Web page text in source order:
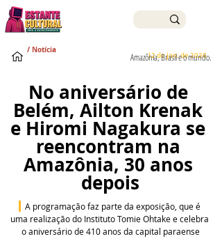
12 de jan. de 2026
Amazônia, Brasil e o mundo.
/ Notícia
No aniversário de
Belém, Ailton Krenak
e Hiromi Nagakura se
reencontram na
Amazônia, 30 anos
depois
A programação faz parte da exposição, que é
uma realização do Instituto Tomie Ohtake e celebra
o aniversário de 410 anos da capital paraense